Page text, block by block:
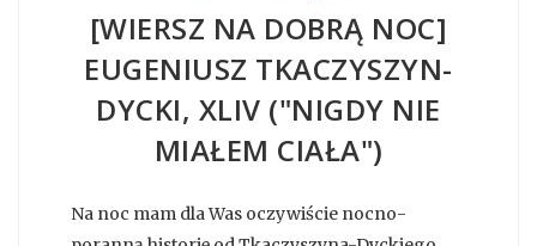
[WIERSZ NA DOBRĄ NOC]
EUGENIUSZ TKACZYSZYN-
DYCKI, XLIV ("NIGDY NIE
MIAŁEM CIAŁA")
Na noc mam dla Was oczywiście nocno-